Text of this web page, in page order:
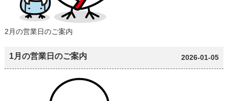
2月の営業日のご案内
1月の営業日のご案内 2026-01-05